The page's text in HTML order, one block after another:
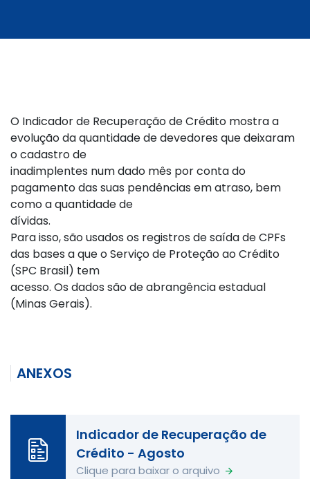
O Indicador de Recuperação de Crédito mostra a
evolução da quantidade de devedores que deixaram
o cadastro de
inadimplentes num dado mês por conta do
pagamento das suas pendências em atraso, bem
como a quantidade de
dívidas.
Para isso, são usados os registros de saída de CPFs
das bases a que o Serviço de Proteção ao Crédito
(SPC Brasil) tem
acesso. Os dados são de abrangência estadual
(Minas Gerais).
ANEXOS
Indicador de Recuperação de
Crédito - Agosto
Clique para baixar o arquivo